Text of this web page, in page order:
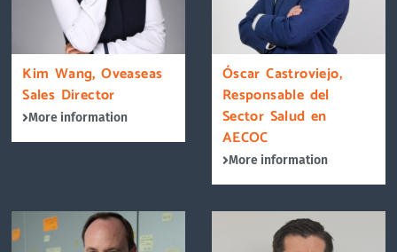
Kim Wang, Oveaseas
Sales Director
More information
Óscar Castroviejo,
Responsable del
Sector Salud en
AECOC
More information